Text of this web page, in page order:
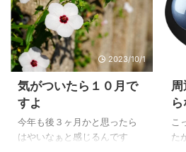
K.I.C.Aクラシック＆中古カメ
ラフェアが大阪であります
が、こちらもいつも通りにス
ルーです。 見に行くだけ見に
行けばいいと思う方もいるか
もしれませんが、欲しいもの
があったら困るじゃないです
かｗ という事で、強制スルー
スキルが発動してしまうわけ
確
じ
ね
ら
袖
時
2023/10/1
気がついたら１０月で
すよ
今年も後３ヶ月かと思ったら
はやいなぁと感じるんです
こ
た